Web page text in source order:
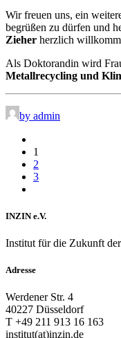
Wir freuen uns, ein
begrüßen zu dürfen und
Zieher herzlich
Als Doktorandin wird
Metallrecycling und
by admin
1
2
3
INZIN e.V.
Institut für die Zukunft
Adresse
Werdener Str. 4
40227 Düsseldorf
T +49 211 913 16 163
institut(at)inzin.de